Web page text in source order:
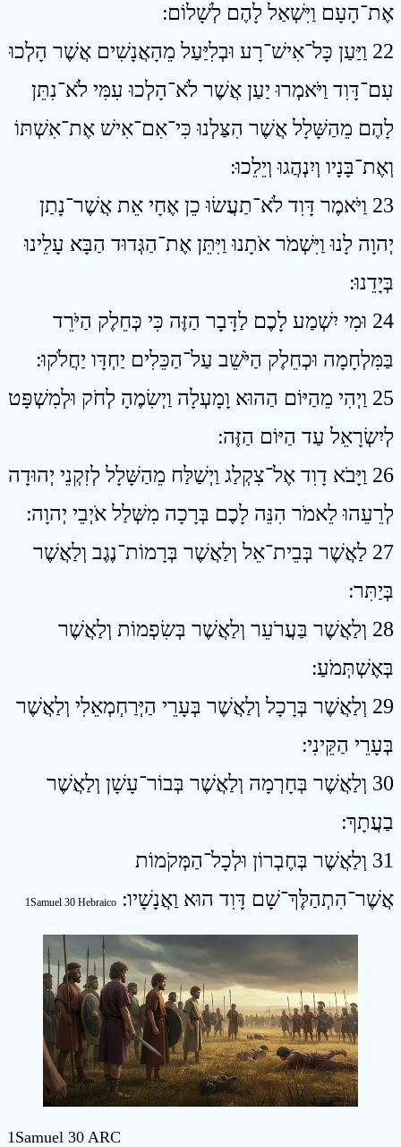
אֶת־הָעָם וַיִּשְׁאַל לָהֶם לְשָׁלוֹם ׃
22 וַיַּעַן כָּל־אִישׁ־רָע וּבְלִיַּעַל מֵהָאֲנָשִׁים אֲשֶׁר הָלְכוּ
עִם־דָּוִד וַיֹּאמְרוּ יַעַן אֲשֶׁר לֹא־הָלְכוּ עִמִּי לֹא־נִתֵּן
לָהֶם מֵהַשָּׁלָל אֲשֶׁר הִצַּלְנוּ כִּי־אִם־אִישׁ אֶת־אִשְׁתּוֹ
וְאֶת־בָּנָיו וְיִנְהֲגוּ וְיֵלֵכוּ ׃
23 וַיֹּאמֶר דָּוִד לֹא־תַעֲשׂוּ כֵן אֶחָי אֵת אֲשֶׁר־נָתַן
יְהוָה לָנוּ וַיִּשְׁמֹר אֹתָנוּ וַיִּתֵּן אֶת־הַגְּדוּד הַבָּא עָלֵינוּ
בְּיָדֵנוּ ׃
24 וּמִי יִשְׁמַע לָכֶם לַדָּבָר הַזֶּה כִּי כְּחֵלֶק הַיֹּרֵד
בַּמִּלְחָמָה וּכְחֵלֶק הַיֹּשֵׁב עַל־הַכֵּלִים יַחְדָּו יַחֲלֹקוּ ׃
25 וַיְהִי מֵהַיּוֹם הַהוּא וָמָעְלָה וַיְשִׂמֶהָ לְחֹק וּלְמִשְׁפָּט
לְיִשְׂרָאֵל עַד הַיּוֹם הַזֶּה ׃
26 וַיָּבֹא דָוִד אֶל־צִקְלַג וַיְשַׁלַּח מֵהַשָּׁלָל לְזִקְנֵי יְהוּדָה
לְרֵעֵהוּ לֵאמֹר הִנֵּה לָכֶם בְּרָכָה מִשְּׁלַל אֹיְבֵי יְהוָה ׃
27 לַאֲשֶׁר בְּבֵית־אֵל וְלַאֲשֶׁר בְּרָמוֹת־נֶגֶב וְלַאֲשֶׁר
בְּיַתִּר ׃
28 וְלַאֲשֶׁר בַּעֲרֹעֵר וְלַאֲשֶׁר בְּשִׂפְמוֹת וְלַאֲשֶׁר
בְּאֶשְׁתְּמֹעַ ׃
29 וְלַאֲשֶׁר בְּרָכָל וְלַאֲשֶׁר בְּעָרֵי הַיְּרַחְמְאֵלִי וְלַאֲשֶׁר
בְּעָרֵי הַקֵּינִי ׃
30 וְלַאֲשֶׁר בְּחָרְמָה וְלַאֲשֶׁר בְּבוֹר־עָשָׁן וְלַאֲשֶׁר
בַעֲתָךְ ׃
31 וְלַאֲשֶׁר בְּחֶבְרוֹן וּלְכָל־הַמְּקֹמוֹת
אֲשֶׁר־הִתְהַלֶּךְ־שָׁם דָּוִד הוּא וַאֲנָשָׁיו ׃ 1Samuel 30 Hebraico
1Samuel 30 ARC